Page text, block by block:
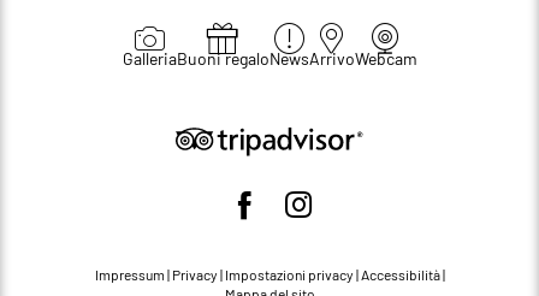
GalleriaBuoni regaloNewsArrivoWebcam
Impressum | Privacy | Impostazioni privacy |Accessibilità|